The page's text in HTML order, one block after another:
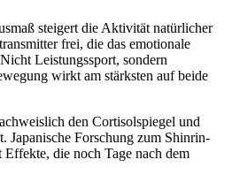
steigert die Aktivität natürlicher
frei, die das emotionale
Leistungssport, sondern
wirkt am stärksten auf beide
den Cortisolspiegel und
Japanische Forschung zum Shinrin-
die noch Tage nach dem